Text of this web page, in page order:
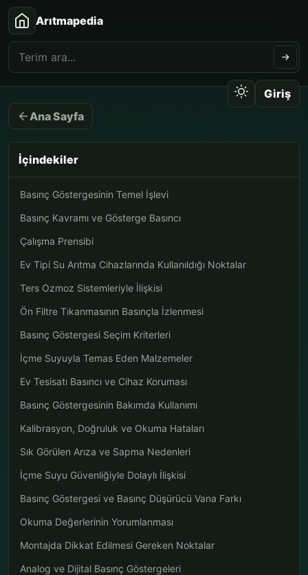
Arıtmapedia
Giriş
Ana Sayfa
İçindekiler
Basınç Göstergesinin Temel İşlevi
Basınç Kavramı ve Gösterge Basıncı
Çalışma Prensibi
Ev Tipi Su Arıtma Cihazlarında Kullanıldığı Noktalar
Ters Ozmoz Sistemleriyle İlişkisi
Ön Filtre Tıkanmasının Basınçla İzlenmesi
Basınç Göstergesi Seçim Kriterleri
İçme Suyuyla Temas Eden Malzemeler
Ev Tesisatı Basıncı ve Cihaz Koruması
Basınç Göstergesinin Bakımda Kullanımı
Kalibrasyon, Doğruluk ve Okuma Hataları
Sık Görülen Arıza ve Sapma Nedenleri
İçme Suyu Güvenliğiyle Dolaylı İlişkisi
Basınç Göstergesi ve Basınç Düşürücü Vana Farkı
Okuma Değerlerinin Yorumlanması
Montajda Dikkat Edilmesi Gereken Noktalar
Analog ve Dijital Basınç Göstergeleri